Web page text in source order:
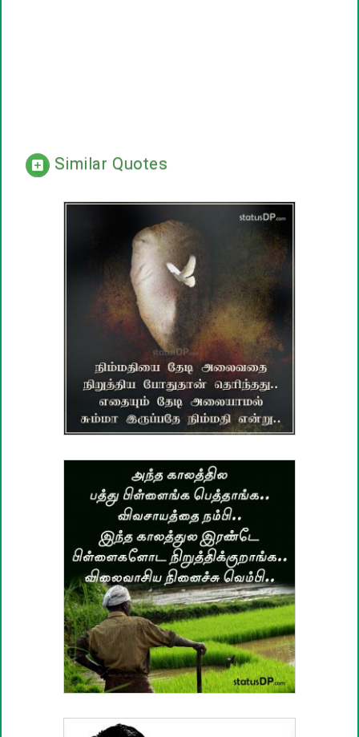
Similar Quotes